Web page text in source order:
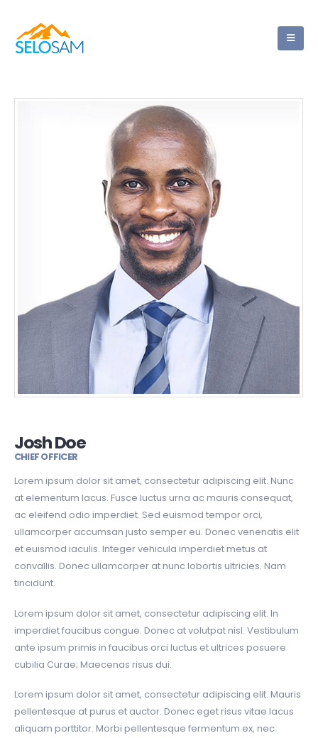
Josh Doe
CHIEF OFFICER
Lorem ipsum dolor sit amet, consectetur adipiscing elit. Nunc
at elementum lacus. Fusce luctus urna ac mauris consequat,
ac eleifend odio imperdiet. Sed euismod tempor orci,
ullamcorper accumsan justo semper eu. Donec venenatis elit
et euismod iaculis. Integer vehicula imperdiet metus at
convallis. Donec ullamcorper at nunc lobortis ultricies. Nam
tincidunt.
Lorem ipsum dolor sit amet, consectetur adipiscing elit. In
imperdiet faucibus congue. Donec at volutpat nisl. Vestibulum
ante ipsum primis in faucibus orci luctus et ultrices posuere
cubilia Curae; Maecenas risus dui.
Lorem ipsum dolor sit amet, consectetur adipiscing elit. Mauris
pellentesque at purus et auctor. Donec eget risus vitae lacus
aliquam porttitor. Morbi pellentesque fermentum ex, nec